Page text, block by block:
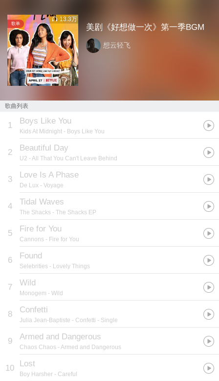
歌单
13.3万
美剧《好想做一次》第一季BGM
想云轻飞
歌曲列表
1 Boys Like You
Kids At Midnight - Boys Like You
2 Beautiful Day
U2 - All That You Can't Leave Behind
3 Love Is A Phase
De Lux - Voyage
4 Tidal Waves
The Shacks - The Shacks EP
5 Fire for You
Cannons - Fire for You
6 Found
Selebrities - Lovely Things
7 Wild
Monogem - Wild
8 Confetti
Julia Jean-Baptiste - Confetti - Single
9 Armed and Dangerous
Chaos Chaos - Armed and Dangerous
10 Lost
Boy Harsher - Careful